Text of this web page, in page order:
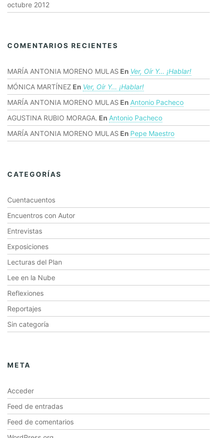
octubre 2012
COMENTARIOS RECIENTES
MARÍA ANTONIA MORENO MULAS En Ver, Oír Y… ¡hablar!
MÓNICA MARTÍNEZ En Ver, Oír Y… ¡hablar!
MARÍA ANTONIA MORENO MULAS En Antonio Pacheco
AGUSTINA RUBIO MORAGA. En Antonio Pacheco
MARÍA ANTONIA MORENO MULAS En Pepe Maestro
CATEGORÍAS
Cuentacuentos
Encuentros con Autor
Entrevistas
Exposiciones
Lecturas del Plan
Lee en la Nube
Reflexiones
Reportajes
Sin categoría
META
Acceder
Feed de entradas
Feed de comentarios